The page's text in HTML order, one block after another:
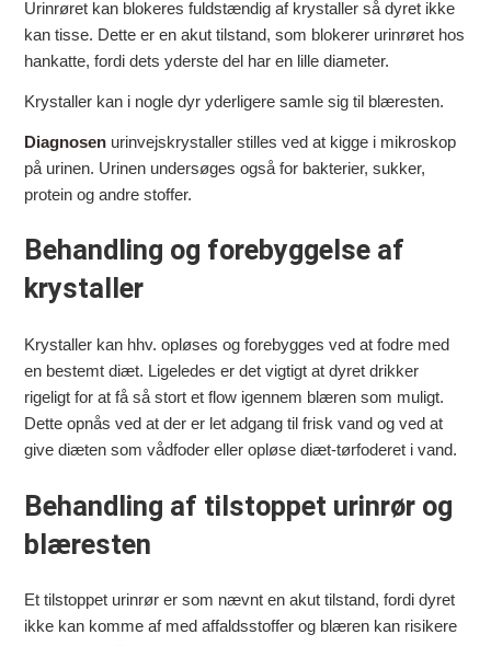
Urinrøret kan blokeres fuldstændig af krystaller så dyret ikke
kan tisse. Dette er en akut tilstand, som blokerer urinrøret hos
hankatte, fordi dets yderste del har en lille diameter.
Krystaller kan i nogle dyr yderligere samle sig til blæresten.
Diagnosen urinvejskrystaller stilles ved at kigge i mikroskop
på urinen. Urinen undersøges også for bakterier, sukker,
protein og andre stoffer.
Behandling og forebyggelse af
krystaller
Krystaller kan hhv. opløses og forebygges ved at fodre med
en bestemt diæt. Ligeledes er det vigtigt at dyret drikker
rigeligt for at få så stort et flow igennem blæren som muligt.
Dette opnås ved at der er let adgang til frisk vand og ved at
give diæten som vådfoder eller opløse diæt-tørfoderet i vand.
Behandling af tilstoppet urinrør og
blæresten
Et tilstoppet urinrør er som nævnt en akut tilstand, fordi dyret
ikke kan komme af med affaldsstoffer og blæren kan risikere